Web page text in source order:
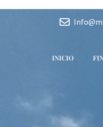
Ir
INICIO
Navegación